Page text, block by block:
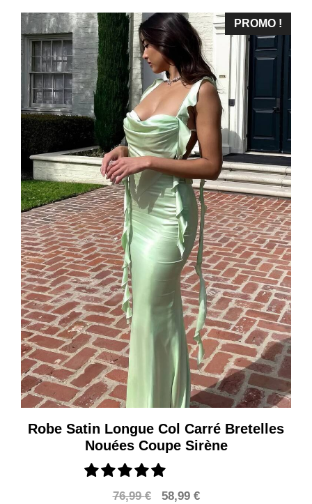
PROMO !
Robe Satin Longue Col Carré Bretelles
Nouées Coupe Sirène
76,99€
Le
58,99 €Le